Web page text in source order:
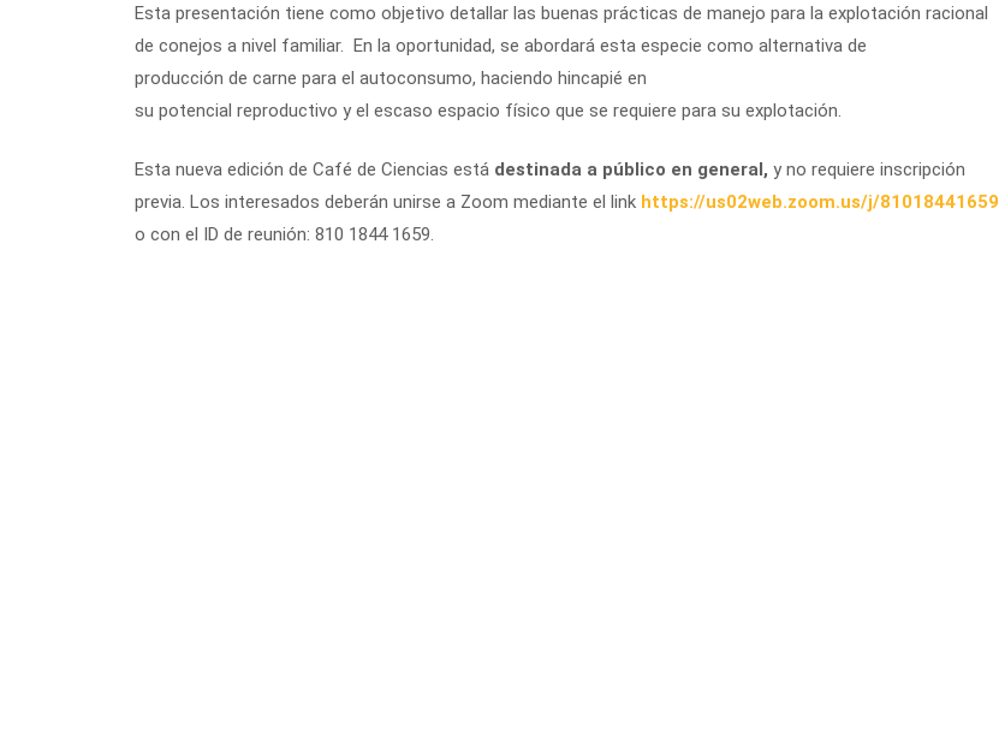
Esta presentación tiene como objetivo detallar las buenas prácticas de manejo para la explotación racional
de conejos a nivel familiar. En la oportunidad, se abordará esta especie como alternativa de
producción de carne para el autoconsumo, haciendo hincapié en
su potencial reproductivo y el escaso espacio físico que se requiere para su explotación.
Esta nueva edición de Café de Ciencias está destinada a público en general, y no requiere inscripción
previa. Los interesados deberán unirse a Zoom mediante el link https://us02web.zoom.us/j/81018441659
o con el ID de reunión: 810 1844 1659.